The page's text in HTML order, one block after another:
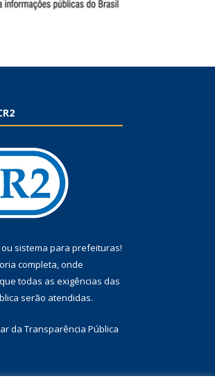
ou sistema para prefeituras!
completa, onde
todas as exigências das
serão atendidas.
da Transparência Pública